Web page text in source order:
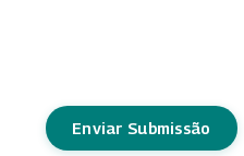
Enviar Submissão